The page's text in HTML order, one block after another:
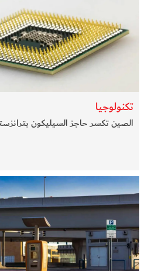
تكنولوجيا
الصين تكسر حاجز السيليكون بترانزستور